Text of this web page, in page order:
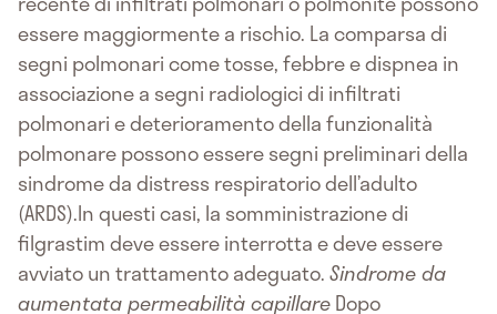
essere maggiormente a rischio. La comparsa di
segni polmonari come tosse, febbre e dispnea in
associazione a segni radiologici di infiltrati
polmonari e deterioramento della funzionalità
polmonare possono essere segni preliminari della
sindrome da distress respiratorio dell’adulto
(ARDS).In questi casi, la somministrazione di
filgrastim deve essere interrotta e deve essere
avviato un trattamento adeguato.Sindrome da
aumentata permeabilità capillareDopo